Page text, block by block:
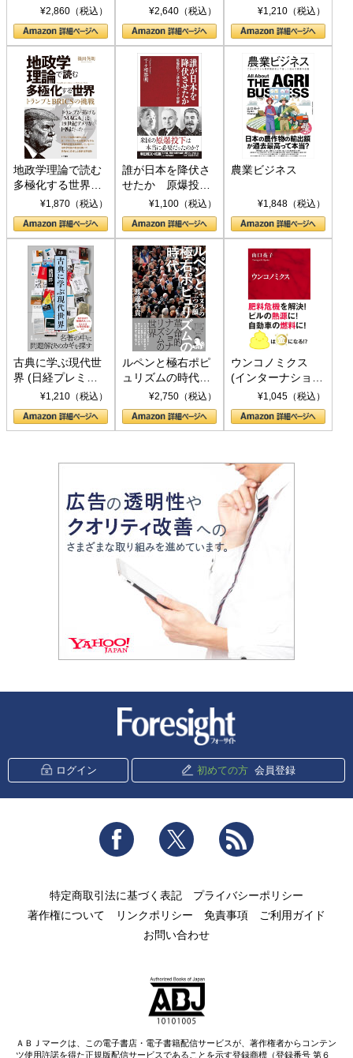
¥2,860（税込） ¥2,640（税込）
ト S 039)¥1,210（税込）
地政学理論で読む
多極化する世界：
トランプとBRICS
の挑戦
¥1,870（税込）
誰が日本を降伏さ
せたか 原爆投
下、ソ連参戦、そ
して聖断 (PHP新
書)
¥1,100（税込）
農業ビジネス
¥1,848（税込）
古典に学ぶ現代世
界 (日経プレミア
シリーズ)¥1,210（税込）
ルペンと極右ポピ
ュリズムの時代：
〈ヤヌス〉の二つ
の顔
¥2,750（税込）
ウンコノミクス
(インターナショナ
ル新書)¥1,045（税込）
ログイン 初めての方 会員登録
Facebook Twitter
特定商取引法に基づく表記
プライバシーポリシー
著作権について
リンクポリシー 免責事項
ご利用ガイド
お問い合わせ
ＡＢＪマークは、この電子書店・電子書籍配信サービスが、著作権者からコンテン
ツ使用許諾を得た正規版配信サービスであることを示す登録商標（登録番号 第６